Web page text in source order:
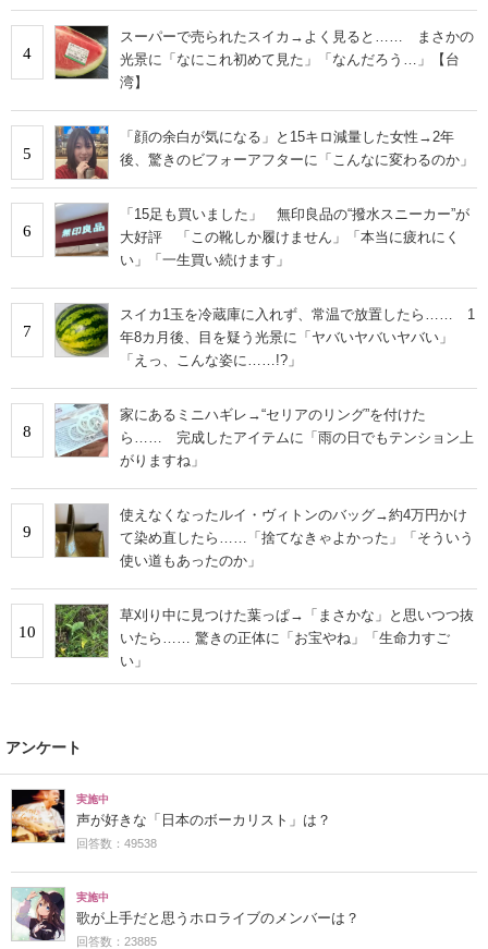
4
スーパーで売られたスイカ→よく見ると…… まさかの
光景に「なにこれ初めて見た」「なんだろう…」【台
湾】
5
「顔の余白が気になる」と15キロ減量した女性→2年
後、驚きのビフォーアフターに「こんなに変わるのか」
6
「15足も買いました」 無印良品の“撥水スニーカー”が
大好評 「この靴しか履けません」「本当に疲れにく
い」「一生買い続けます」
7
スイカ1玉を冷蔵庫に入れず、常温で放置したら…… 1
年8カ月後、目を疑う光景に「ヤバいヤバいヤバい」
「えっ、こんな姿に……!?」
8
家にあるミニハギレ→“セリアのリング”を付けた
ら…… 完成したアイテムに「雨の日でもテンション上
がりますね」
9
使えなくなったルイ・ヴィトンのバッグ→約4万円かけ
て染め直したら……「捨てなきゃよかった」「そういう
使い道もあったのか」
10
草刈り中に見つけた葉っぱ→「まさかな」と思いつつ抜
いたら…… 驚きの正体に「お宝やね」「生命力すご
い」
アンケート
実施中
声が好きな「日本のボーカリスト」は？
回答数：49538
実施中
歌が上手だと思うホロライブのメンバーは？
回答数：23885